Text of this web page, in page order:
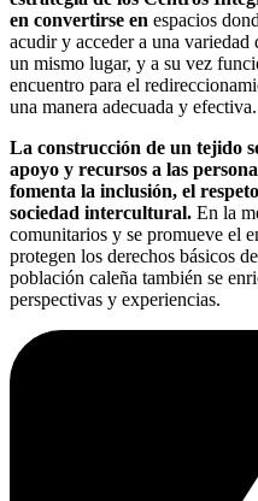
en convertirse en espacios
acudir y acceder a una variedad
un mismo lugar, y a su vez
encuentro para el
una manera adecuada y efectiva.
La construcción de un tejido
apoyo y recursos a las
fomenta la inclusión, el
sociedad intercultural. En la
comunitarios y se promueve el
protegen los derechos básicos
población caleña también se
perspectivas y experiencias.